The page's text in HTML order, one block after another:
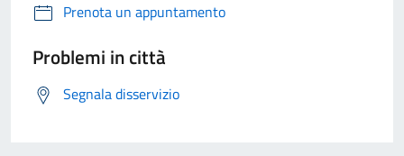
Prenota un appuntamento
Problemi in città
Segnala disservizio